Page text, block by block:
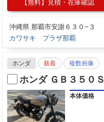
【無料】見積・在庫確認
沖縄県 那覇市安謝６３０−３
カワサキ プラザ那覇
ホンダ 新着 複数画像
ホンダ ＧＢ３５０Ｓ
本体価格